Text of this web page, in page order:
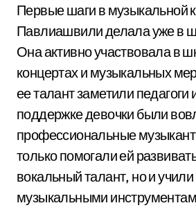
Первые шаги в музыкальной
Павлиашвили делала уже в
Она активно участвовала в
концертах и музыкальных
ее талант заметили педагоги
поддержке девочки были
профессиональные
только помогали ей
вокальный талант, но и
музыкальными